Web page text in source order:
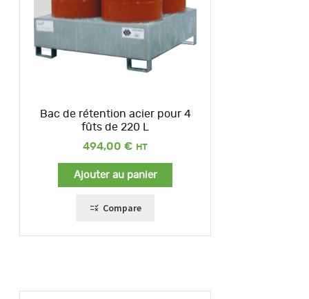
Bac de rétention acier pour 4
fûts de 220 L
494,00 €
Ajouter au panier
Compare